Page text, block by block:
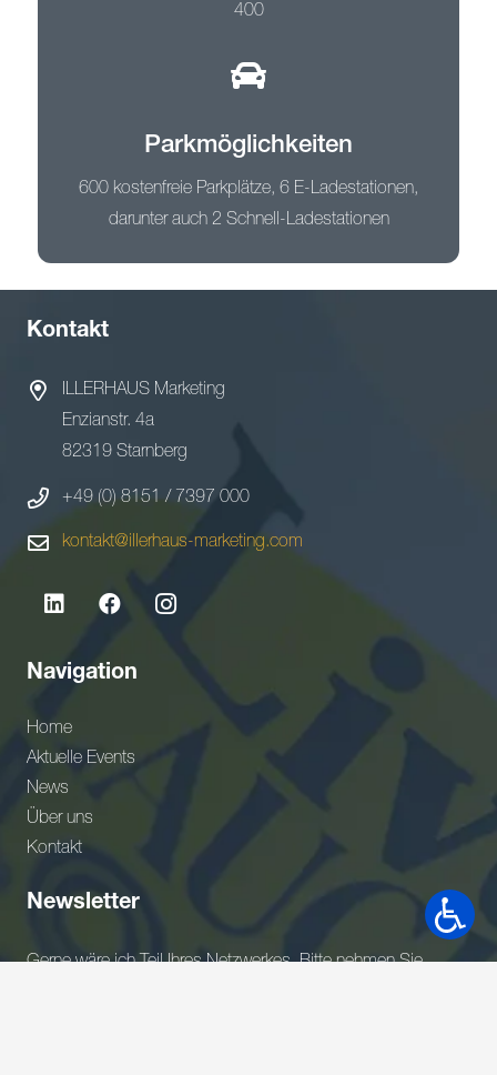
400
Parkmöglichkeiten
600 kostenfreie Parkplätze, 6 E-Ladestationen,
darunter auch 2 Schnell-Ladestationen
Kontakt
ILLERHAUS Marketing
Enzianstr. 4a
82319 Starnberg
+49 (0) 8151 / 7397 000
kontakt@illerhaus-marketing.com
Navigation
Home
Aktuelle Events
News
Über uns
Kontakt
Newsletter
Gerne wäre ich Teil Ihres Netzwerkes. Bitte nehmen Sie